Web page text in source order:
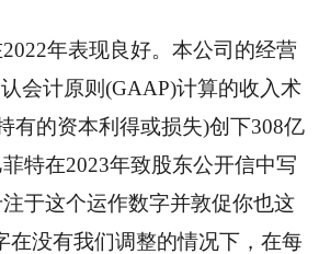
年表现良好。本公司的经营
会计原则(GAAP)计算的收入术
有的资本利得或损失)创下308亿
特在2023年致股东公开信中写
于这个运作数字并敦促你也这
在没有我们调整的情况下，在每